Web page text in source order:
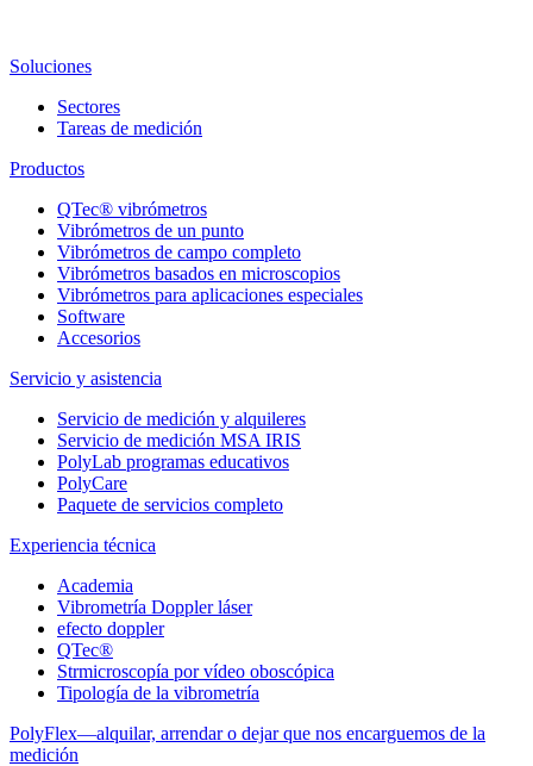
Soluciones
Sectores
Tareas de medición
Productos
QTec® vibrómetros
Vibrómetros de un punto
Vibrómetros de campo completo
Vibrómetros basados en microscopios
Vibrómetros para aplicaciones especiales
Software
Accesorios
Servicio y asistencia
Servicio de medición y alquileres
Servicio de medición MSA IRIS
PolyLab programas educativos
PolyCare
Paquete de servicios completo
Experiencia técnica
Academia
Vibrometría Doppler láser
efecto doppler
QTec®
Strmicroscopía por vídeo oboscópica
Tipología de la vibrometría
PolyFlex—alquilar, arrendar o dejar que nos encarguemos de la
medición